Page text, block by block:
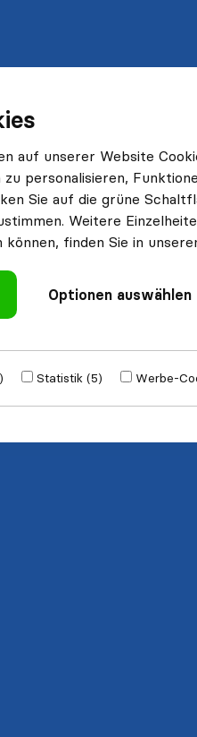
auf unserer Website
personalisieren,
Sie auf die grüne
Weitere
finden Sie in
Optionen auswählen
Statistik (5) Werbe-